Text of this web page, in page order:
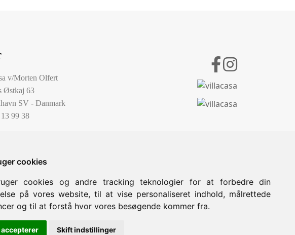
cookies
cookies og andre tracking teknologier for at forbedre din
på vores website, til at vise personaliseret indhold, målrettede
og til at forstå hvor vores besøgende kommer fra.
accepterer Skift indstillinger
v/Morten Olfert
Østkaj 63
SV - Danmark
99 38